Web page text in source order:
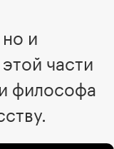
и
части
философа